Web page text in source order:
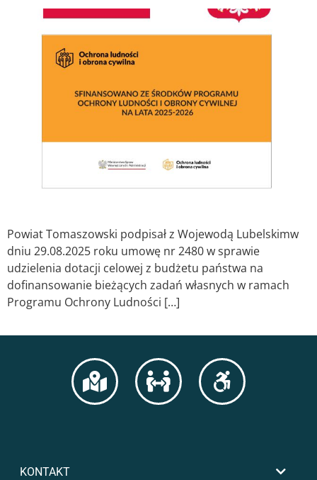
Powiat Tomaszowski podpisał z Wojewodą Lubelskimw
dniu 29.08.2025 roku umowę nr 2480 w sprawie
udzielenia dotacji celowej z budżetu państwa na
dofinansowanie bieżących zadań własnych w ramach
Programu Ochrony Ludności […]
KONTAKT